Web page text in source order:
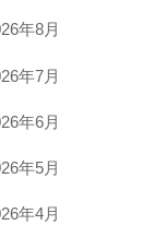
年8月
年7月
年6月
年5月
年4月